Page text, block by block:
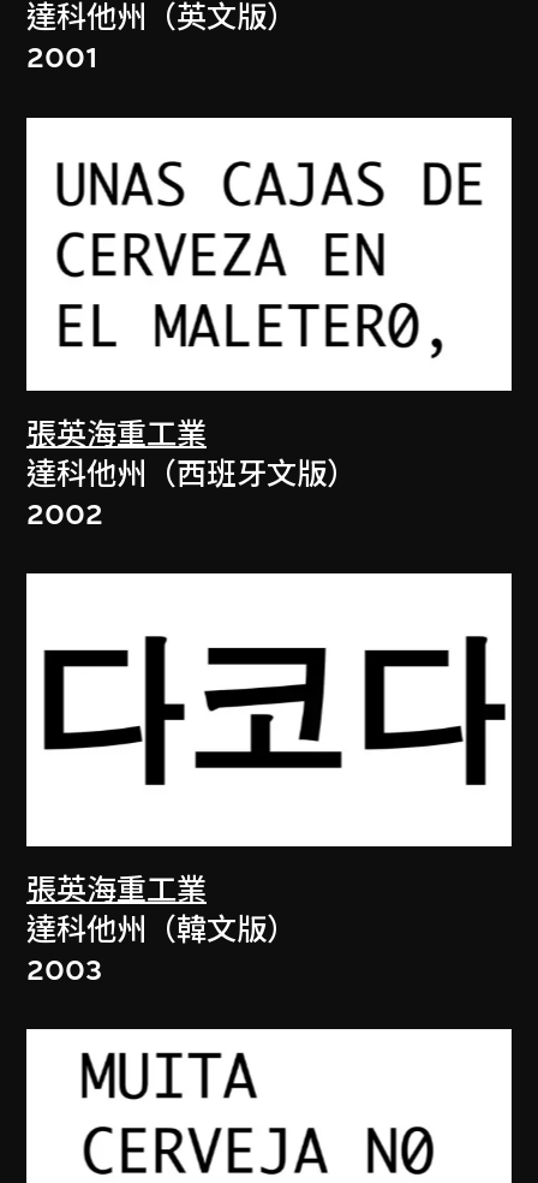
達科他州（英文版）
2001
張英海重工業
達科他州（西班牙文版）
2002
張英海重工業
達科他州（韓文版）
2003